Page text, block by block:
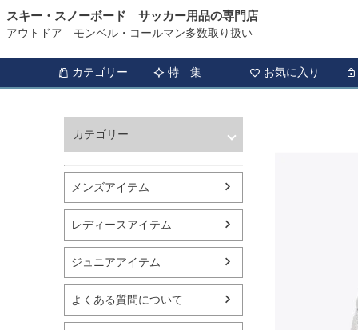
スキー・スノーボード サッカー用品の専門店
アウトドア モンベル・コールマン多数取り扱い
カテゴリー 特 集 お気に入り
カテゴリー
バスケットボール
シューズ
ランニング用品
スポーツアパレル
テニス
バレーボール
メンズアイテム
レディースアイテム
ジュニアアイテム
よくある質問について